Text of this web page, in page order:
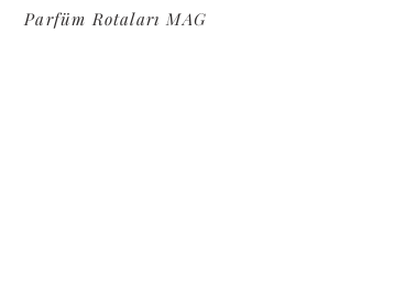
Parfüm Rotaları MAG